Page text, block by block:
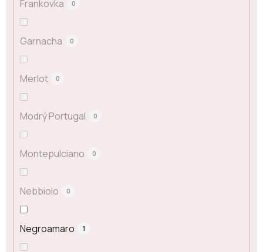
Frankovka 0
Garnacha 0
Merlot 0
Modrý Portugal 0
Montepulciano 0
Nebbiolo 0
Negroamaro 1